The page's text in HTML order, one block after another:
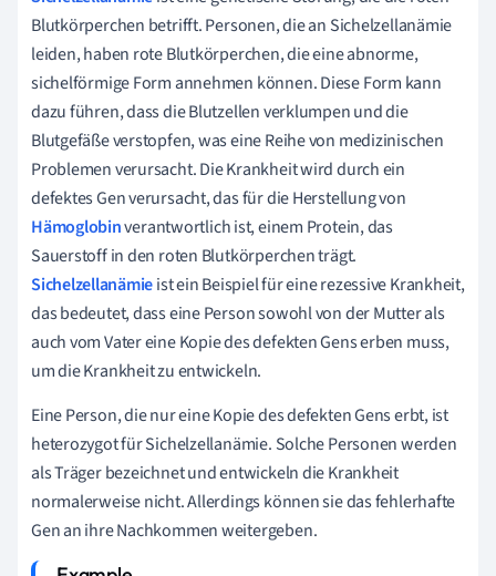
Blutkörperchen betrifft. Personen, die an Sichelzellanämie
leiden, haben rote Blutkörperchen, die eine abnorme,
sichelförmige Form annehmen können. Diese Form kann
dazu führen, dass die Blutzellen verklumpen und die
Blutgefäße verstopfen, was eine Reihe von medizinischen
Problemen verursacht. Die Krankheit wird durch ein
defektes Gen verursacht, das für die Herstellung von
Hämoglobinverantwortlich ist, einem Protein, das
Sauerstoff in den roten Blutkörperchen trägt.
Sichelzellanämieist ein Beispiel für eine rezessive Krankheit,
das bedeutet, dass eine Person sowohl von der Mutter als
auch vom Vater eine Kopie des defekten Gens erben muss,
um die Krankheit zu entwickeln.
Eine Person, die nur eine Kopie des defekten Gens erbt, ist
heterozygot für Sichelzellanämie. Solche Personen werden
als Träger bezeichnet und entwickeln die Krankheit
normalerweise nicht. Allerdings können sie das fehlerhafte
Gen an ihre Nachkommen weitergeben.